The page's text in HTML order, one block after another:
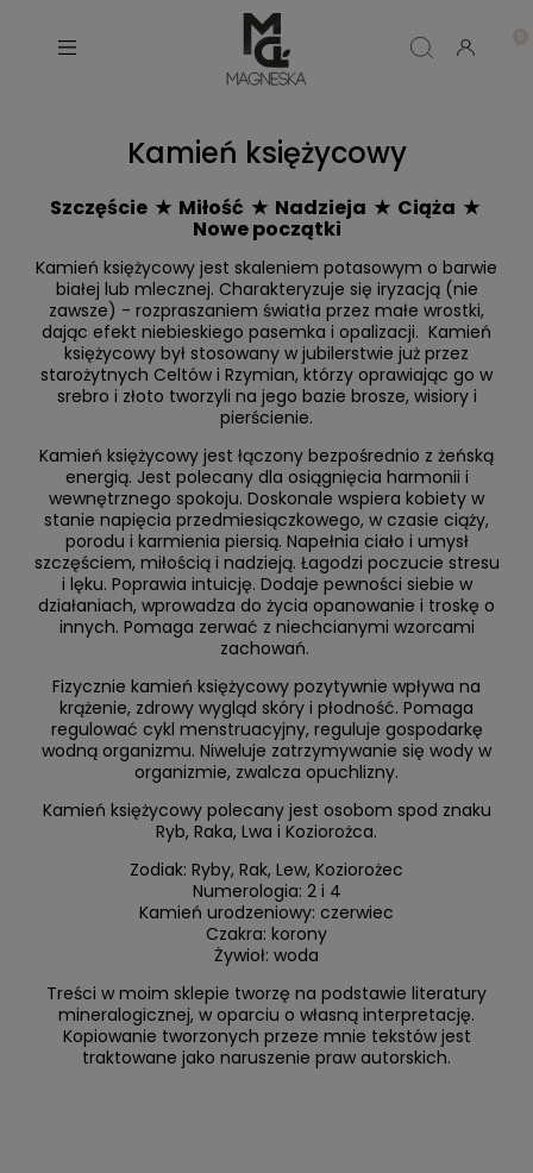
Kamień księżycowy
Szczęście ★ Miłość ★ Nadzieja ★ Ciąża ★
Nowe początki
Kamień księżycowy jest skaleniem potasowym o barwie
białej lub mlecznej. Charakteryzuje się iryzacją (nie
zawsze) - rozpraszaniem światła przez małe wrostki,
dając efekt niebieskiego pasemka i opalizacji. Kamień
księżycowy był stosowany w jubilerstwie już przez
starożytnych Celtów i Rzymian, którzy oprawiając go w
srebro i złoto tworzyli na jego bazie brosze, wisiory i
pierścienie.
Kamień księżycowy jest łączony bezpośrednio z żeńską
energią. Jest polecany dla osiągnięcia harmonii i
wewnętrznego spokoju. Doskonale wspiera kobiety w
stanie napięcia przedmiesiączkowego, w czasie ciąży,
porodu i karmienia piersią. Napełnia ciało i umysł
szczęściem, miłością i nadzieją. Łagodzi poczucie stresu
i lęku. Poprawia intuicję. Dodaje pewności siebie w
działaniach, wprowadza do życia opanowanie i troskę o
innych. Pomaga zerwać z niechcianymi wzorcami
zachowań.
Fizycznie kamień księżycowy pozytywnie wpływa na
krążenie, zdrowy wygląd skóry i płodność. Pomaga
regulować cykl menstruacyjny, reguluje gospodarkę
wodną organizmu. Niweluje zatrzymywanie się wody w
organizmie, zwalcza opuchlizny.
Kamień księżycowy polecany jest osobom spod znaku
Ryb, Raka, Lwa i Koziorożca.
Zodiak: Ryby, Rak, Lew, Koziorożec
Numerologia: 2 i 4
Kamień urodzeniowy: czerwiec
Czakra: korony
Żywioł: woda
Treści w moim sklepie tworzę na podstawie literatury
mineralogicznej, w oparciu o własną interpretację.
Kopiowanie tworzonych przeze mnie tekstów jest
traktowane jako naruszenie praw autorskich.